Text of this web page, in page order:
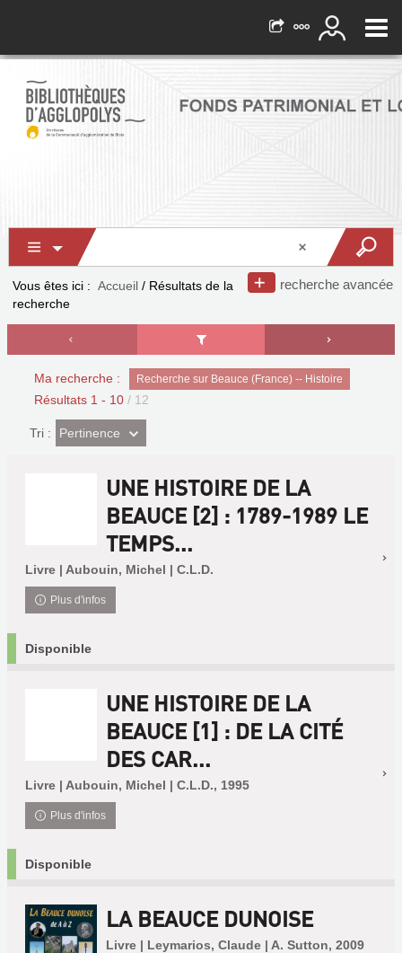
recherche avancée
Vous êtes ici : Accueil / Résultats de la
recherche
Ma recherche : Recherche sur Beauce (France) -- Histoire
Résultats 1 - 10 / 12
Tri : (Effet
imédiat)
Pertinence
UNE HISTOIRE DE LA
BEAUCE [2] : 1789-1989 LE
TEMPS...
Livre | Aubouin, Michel | C.L.D.
Plus d'infos
Disponible
UNE HISTOIRE DE LA
BEAUCE [1] : DE LA CITÉ
DES CAR...
Livre | Aubouin, Michel | C.L.D., 1995
Plus d'infos
Disponible
LA BEAUCE DUNOISE
Livre | Leymarios, Claude | A. Sutton, 2009